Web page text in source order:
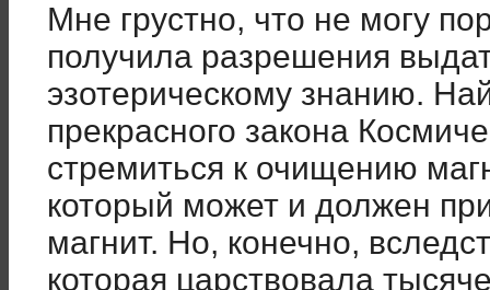
Мне грустно, что не могу
получила разрешения
эзоте­рическому знанию.
прекрас­ного закона
стремиться к очищению
который может и дол­жен
магнит. Но, конечно,
которая царствовала